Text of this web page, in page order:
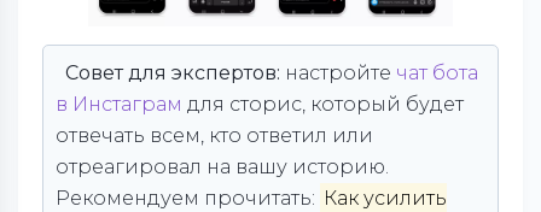
Совет для экспертов: настройте чат бота
в Инстаграм для сторис, который будет
отвечать всем, кто ответил или
отреагировал на вашу историю.
Рекомендуем прочитать: Как усилить